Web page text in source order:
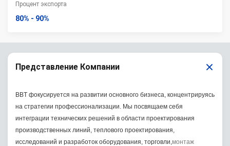
Процент экспорта
80% - 90%
Представление Компании
BBT фокусируется на развитии основного бизнеса, концентрируясь
на стратегии профессионализации. Мы посвящаем себя
интеграции технических решений в области проектирования
производственных линий, теплового проектирования,
исследований и разработок оборудования, торговли,монтаж